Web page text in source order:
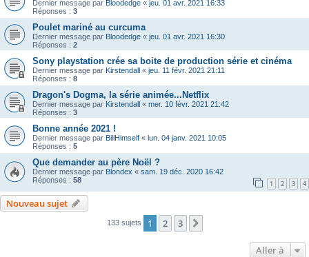
Dernier message par Bloodedge « jeu. 01 avr. 2021 16:33
Réponses : 3
Poulet mariné au curcuma
Dernier message par Bloodedge « jeu. 01 avr. 2021 16:30
Réponses : 2
Sony playstation crée sa boite de production série et cinéma
Dernier message par Kirstendall « jeu. 11 févr. 2021 21:11
Réponses : 8
Dragon's Dogma, la série animée...Netflix
Dernier message par Kirstendall « mer. 10 févr. 2021 21:42
Réponses : 3
Bonne année 2021 !
Dernier message par BillHimself « lun. 04 janv. 2021 10:05
Réponses : 5
Que demander au père Noël ?
Dernier message par Blondex « sam. 19 déc. 2020 16:42
Réponses : 58 1 2 3 4
Nouveau sujet
133 sujets 1 2 3
Aller à